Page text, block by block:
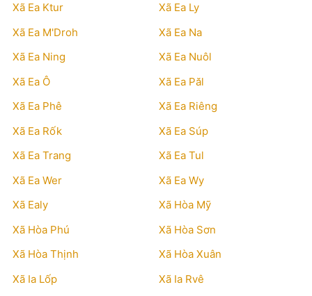
Xã Ea Ktur
Xã Ea Ly
Xã Ea M'Droh
Xã Ea Na
Xã Ea Ning
Xã Ea Nuôl
Xã Ea Ô
Xã Ea Păl
Xã Ea Phê
Xã Ea Riêng
Xã Ea Rốk
Xã Ea Súp
Xã Ea Trang
Xã Ea Tul
Xã Ea Wer
Xã Ea Wy
Xã Ealy
Xã Hòa Mỹ
Xã Hòa Phú
Xã Hòa Sơn
Xã Hòa Thịnh
Xã Hòa Xuân
Xã Ia Lốp
Xã Ia Rvê